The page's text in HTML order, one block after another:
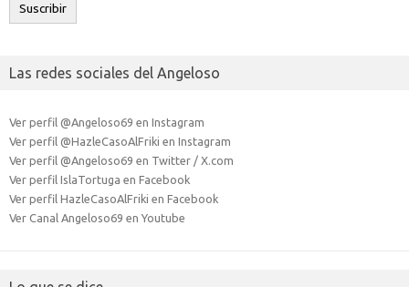
Suscribir
Las redes sociales del Angeloso
Ver perfil @Angeloso69 en Instagram
Ver perfil @HazleCasoAlFriki en Instagram
Ver perfil @Angeloso69 en Twitter / X.com
Ver perfil IslaTortuga en Facebook
Ver perfil HazleCasoAlFriki en Facebook
Ver Canal Angeloso69 en Youtube